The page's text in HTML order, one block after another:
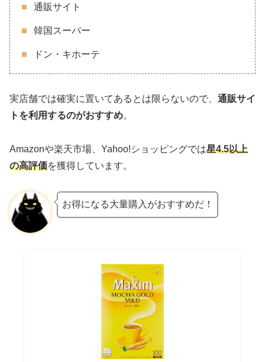
通販サイト
韓国スーパー
ドン・キホーテ
実店舗では確実に置いてあるとは限らないので、 通販サイ
トを利用するのがおすすめ。
Amazonや楽天市場、Yahoo!ショッピングでは星4.5以上
の高評価を獲得しています。
お得になる大量購入がおすすめだ！